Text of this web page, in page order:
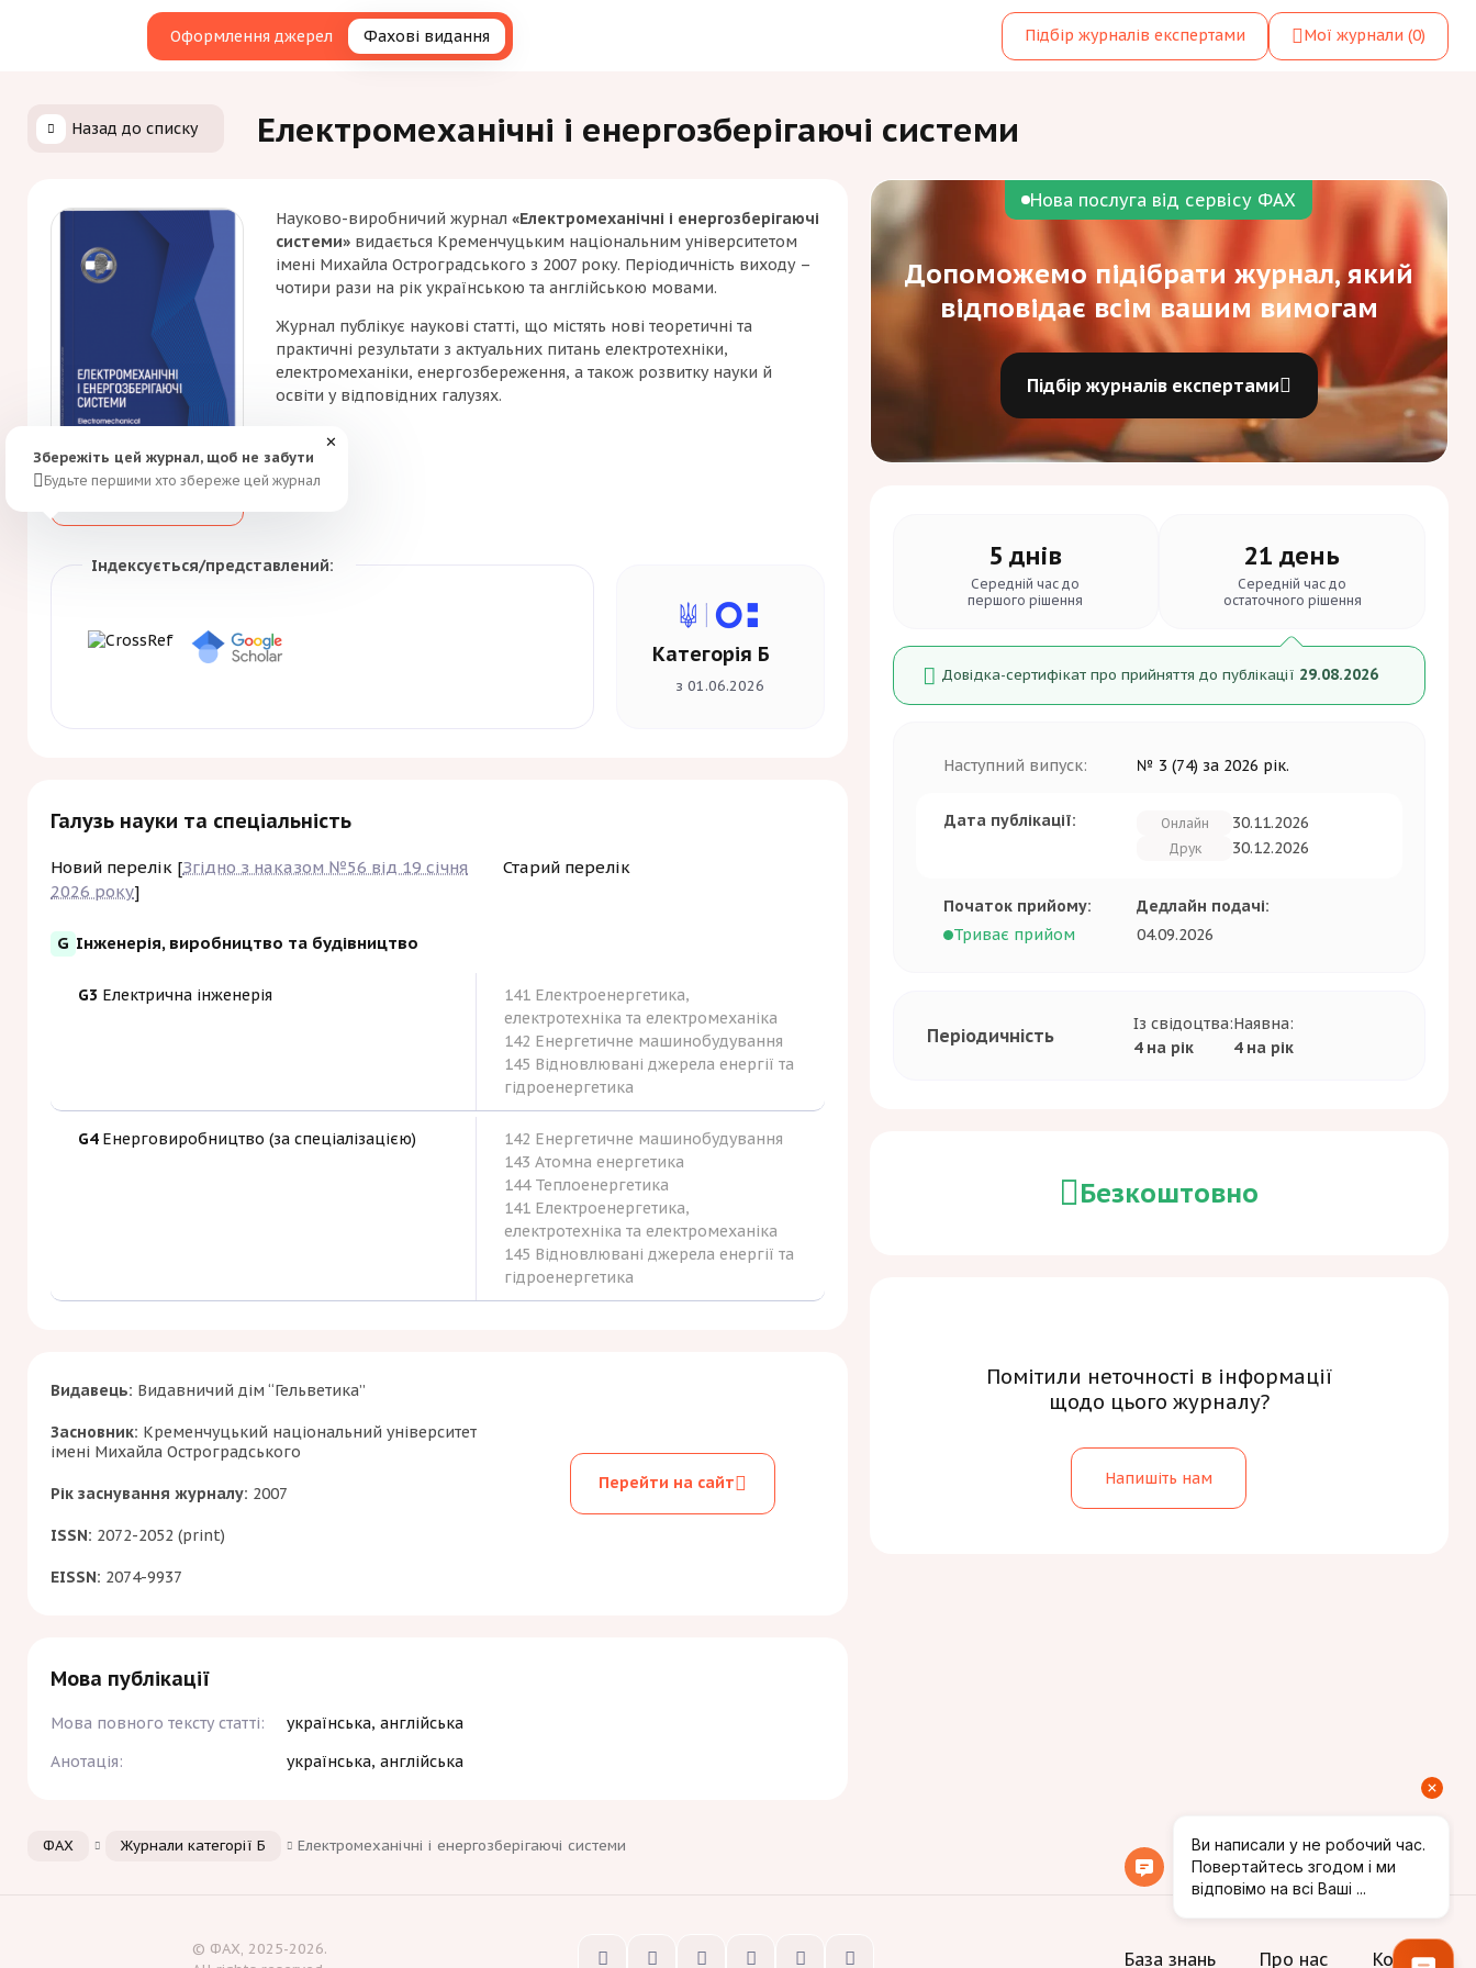
Оформлення джерел Фахові видання Підбір журналів експертами Мої журнали (0)
Назад до списку Електромеханічні і енергозберігаючі системи
Науково-виробничий журнал «Електромеханічні і енергозберігаючі
системи» видається Кременчуцьким національним університетом
імені Михайла Остроградського з 2007 року. Періодичність виходу –
чотири рази на рік українською та англійською мовами.
Журнал публікує наукові статті, що містять нові теоретичні та
практичні результати з актуальних питань електротехніки,
електромеханіки, енергозбереження, а також розвитку науки й
освіти у відповідних галузях.
Індексується/представлений:
Категорія Б
з 01.06.2026
Галузь науки та спеціальність
Новий перелік [Згідно з наказом №56 від 19 січня
2026 року]
Старий перелік
G Інженерія, виробництво та будівництво
G3 Електрична інженерія
141 Електроенергетика,
електротехніка та електромеханіка
142 Енергетичне машинобудування
145 Відновлювані джерела енергії та
гідроенергетика
G4Енерговиробництво (за спеціалізацією)
142 Енергетичне машинобудування
143 Атомна енергетика
144 Теплоенергетика
141 Електроенергетика,
електротехніка та електромеханіка
145 Відновлювані джерела енергії та
гідроенергетика
Видавець: Видавничий дім “Гельветика”
Засновник: Кременчуцький національний університет
імені Михайла Остроградського
Рік заснування журналу: 2007
ISSN: 2072-2052 (print)
EISSN: 2074-9937
Перейти на сайт
Мова публікації
Мова повного тексту статті:
українська, англійська
Анотація:
українська, англійська
Нова послуга від сервісу ФАХ
Допоможемо підібрати журнал, який
відповідає всім вашим вимогам
Підбір журналів експертами
5 днів
Середній час до
першого рішення
21 день
Середній час до
остаточного рішення
Довідка-сертифікат про прийняття до публікації 29.08.2026
Наступний випуск: № 3 (74) за 2026 рік.
Дата публікації: Онлайн 30.11.2026
Друк 30.12.2026
Початок прийому:
Триває прийом
Дедлайн подачі:
04.09.2026
Періодичність
Із свідоцтва:
4 на рік
Наявна:
4 на рік
Безкоштовно
Помітили неточності в інформації
щодо цього журналу?
Напишіть нам
ФАХ Журнали категорії Б Електромеханічні і енергозберігаючі системи
База знань Про нас Контакти
© ФАХ, 2025-2026.
Збережіть цей журнал, щоб не забути
Будьте першими хто збереже цей журнал
✕